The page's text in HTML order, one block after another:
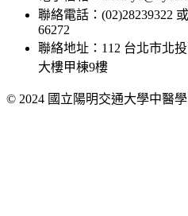
聯絡電話：(02)28239322
66272
聯絡地址：112 台北市北
大樓甲棟9樓
© 2024 國立陽明交通大學中醫學